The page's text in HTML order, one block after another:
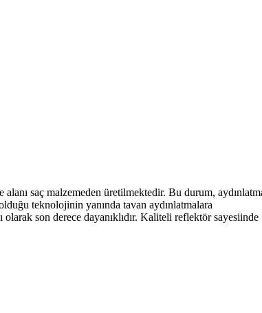
saç malzemeden üretilmektedir. Bu durum,
teknolojinin yanında tavan aydınlatmalara
son derece dayanıklıdır. Kaliteli reflektör sayesiinde